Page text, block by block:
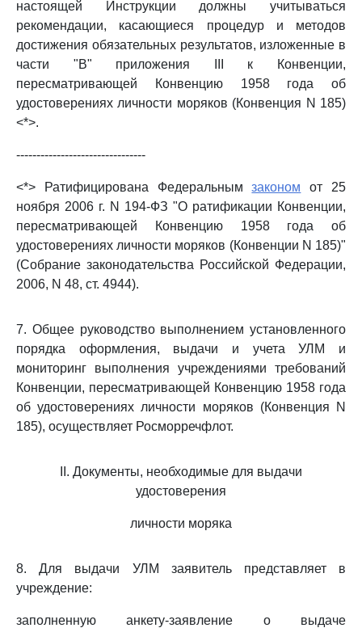
настоящей Инструкции должны учитываться
рекомендации, касающиеся процедур и методов
достижения обязательных результатов, изложенные в
части "В" приложения III к Конвенции,
пересматривающей Конвенцию 1958 года об
удостоверениях личности моряков (Конвенция N 185)
<*>.
--------------------------------
<*> Ратифицирована Федеральнымзаконом от 25
ноября 2006 г. N 194-ФЗ "О ратификации Конвенции,
пересматривающей Конвенцию 1958 года об
удостоверениях личности моряков (Конвенции N 185)"
(Собрание законодательства Российской Федерации,
2006, N 48, ст. 4944).
7. Общее руководство выполнением установленного
порядка оформления, выдачи и учета УЛМ и
мониторинг выполнения учреждениями требований
Конвенции, пересматривающей Конвенцию 1958 года
об удостоверениях личности моряков (Конвенция N
185), осуществляет Росморречфлот.
II. Документы, необходимые для выдачи
удостоверения
личности моряка
8. Для выдачи УЛМ заявитель представляет в
учреждение:
заполненную анкету-заявление о выдаче